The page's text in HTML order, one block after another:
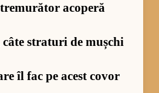
aco­peră
stra­turi de mu­șchi
îl fac pe acest co­vor